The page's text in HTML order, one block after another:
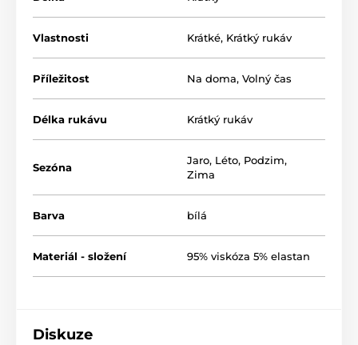
Vlastnosti Krátké, Krátký rukáv
Příležitost Na doma, Volný čas
Délka rukávu Krátký rukáv
Sezóna
Jaro, Léto, Podzim,
Zima
Barva bílá
Materiál - složení 95% viskóza 5% elastan
Diskuze